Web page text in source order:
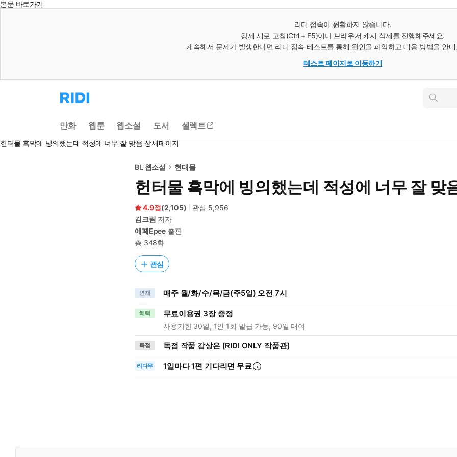
본문 바로가기
리디 접속이 원활하지 않습니다.
강제 새로 고침(Ctrl + F5)이나 브라우저 캐시 삭제를 진행해주세요.
계속해서 문제가 발생한다면 리디 접속 테스트를 통해 원인을 파악하고 대응 방법을 안
테스트 페이지로 이동하기
리
디
으
로
동
인
만화 웹툰 웹소설 도서 셀렉트
헌터물 흑막에 빙의했는데 적성에 너무 잘 맞음 상세페이지
BL 웹소설 현대물
헌터물 흑막에 빙의했는데 적성에 너무 잘 맞
4.9 (2,105) 관심 5,956
김크림 저자
에페Epee 출판
총 348화
관심
연재 매주 월/화/수/목/금(주5일) 오전 7시
혜택 무료이용권 3장 증정
사용기한 30일, 1인 1회 발급 가능, 90일 대여
독점 독점 작품 감상은 [RIDI ONLY 작품관]
리다무 1일마다1편 기다리면 무료